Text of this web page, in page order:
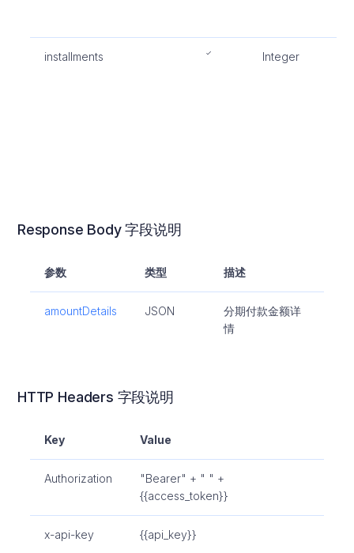
installments Integer
Response Body 字段说明
参数 类型 描述
amountDetails JSON
分期付款金额详
情
HTTP Headers 字段说明
Key Value
Authorization
"Bearer" + " " +
{{access_token}}
x-api-key {{api_key}}